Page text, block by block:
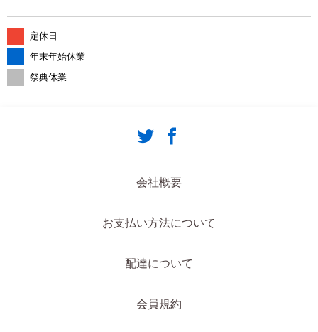
定休日
年末年始休業
祭典休業
会社概要
お支払い方法について
配達について
会員規約